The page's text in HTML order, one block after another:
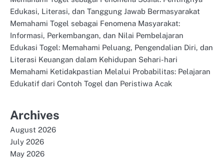
Edukasi, Literasi, dan Tanggung Jawab Bermasyarakat
Memahami Togel sebagai Fenomena Masyarakat:
Informasi, Perkembangan, dan Nilai Pembelajaran
Edukasi Togel: Memahami Peluang, Pengendalian Diri, dan
Literasi Keuangan dalam Kehidupan Sehari-hari
Memahami Ketidakpastian Melalui Probabilitas: Pelajaran
Edukatif dari Contoh Togel dan Peristiwa Acak
Archives
August 2026
July 2026
May 2026